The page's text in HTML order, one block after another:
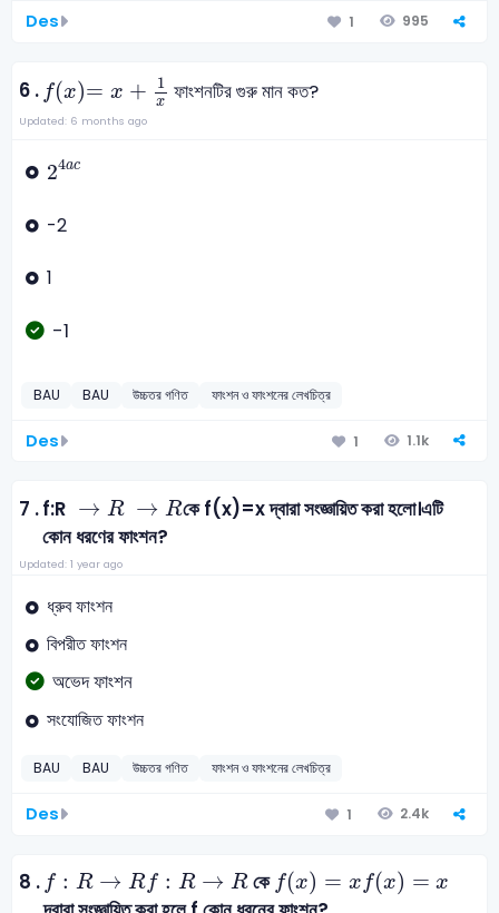
Des 1 995
6 . f(x)= x + 1
x
fx =x ফাংশনটির গুরু মান কত?
Updated: 6 months ago
24ac
24a
-2
1
-1
BAU BAU উচ্চতর গণিত ফাংশন ও ফাংশনের লেখচিত্র
Des 1 1.1k
7 .f:R → R → R
→R
কে f(x)=x দ্বারা সংজ্ঞায়িত করা হলো।এটি
কোন ধরণের ফাংশন?
Updated: 1 year ago
ধ্রুব ফাংশন
বিপরীত ফাংশন
অভেদ ফাংশন
সংযোজিত ফাংশন
BAU BAU উচ্চতর গণিত ফাংশন ও ফাংশনের লেখচিত্র
Des 1 2.4k
8 . f : R → R f : R → R
f: R → কে f(x) = x f(x) = x
f(x)=x